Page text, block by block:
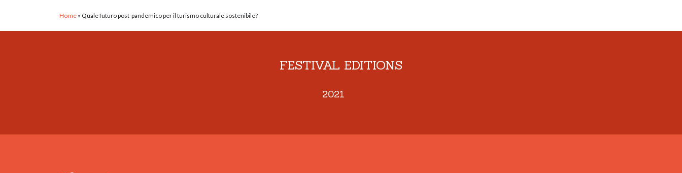
Home » Quale futuro post-pandemico per il turismo culturale sostenibile?
FESTIVAL EDITIONS
2021